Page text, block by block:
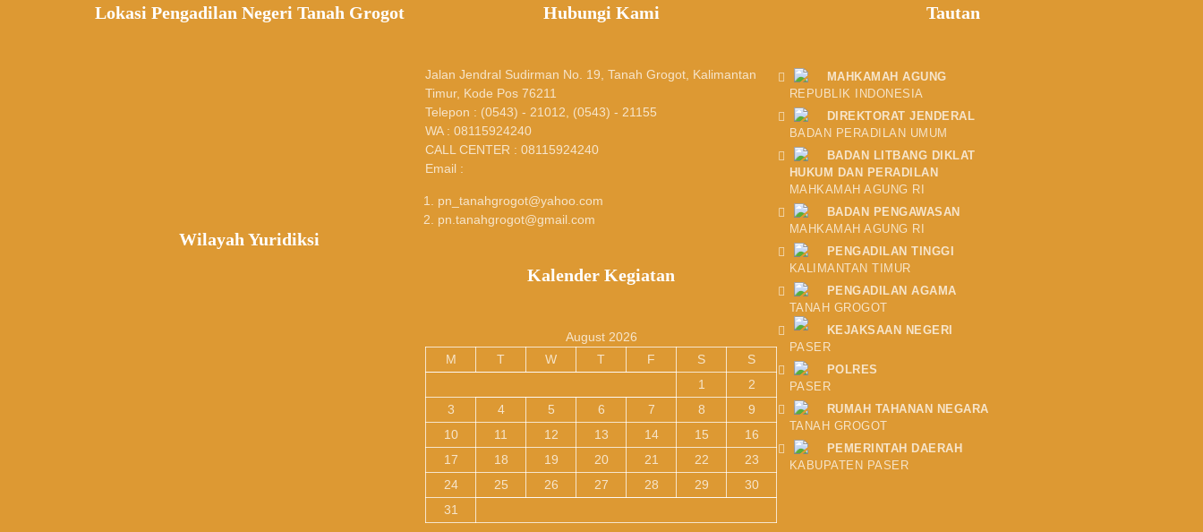
Lokasi Pengadilan Negeri Tanah Grogot
Wilayah Yuridiksi
Hubungi Kami
Jalan Jendral Sudirman No. 19, Tanah Grogot, Kalimantan
Timur, Kode Pos 76211
Telepon : (0543) - 21012, (0543) - 21155
WA : 08115924240
CALL CENTER : 08115924240
Email :
pn_tanahgrogot@yahoo.com
pn.tanahgrogot@gmail.com
Kalender Kegiatan
August 2026
M
T W T F S
S
1
2
3
4 5 6 7 8
9
10
11 12 13 14 15
16
17
18 19 20 21 22
23
24
25 26 27 28 29
30
31
Tautan
MAHKAMAH AGUNG
REPUBLIK INDONESIA
DIREKTORAT JENDERAL
BADAN PERADILAN UMUM
BADAN LITBANG DIKLAT
HUKUM DAN PERADILAN
MAHKAMAH AGUNG RI
BADAN PENGAWASAN
MAHKAMAH AGUNG RI
PENGADILAN TINGGI
KALIMANTAN TIMUR
PENGADILAN AGAMA
TANAH GROGOT
KEJAKSAAN NEGERI
PASER
POLRES
PASER
RUMAH TAHANAN NEGARA
TANAH GROGOT
PEMERINTAH DAERAH
KABUPATEN PASER